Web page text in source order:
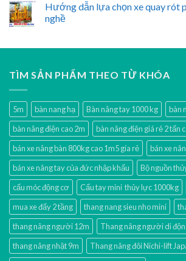
Hướng dẫn lựa chọn xe quay rót
nghề
TÌM SẢN PHẨM THEO TỪ KHÓA
5m bàn nang hạ Bàn nâng tay 1000 kg
bàn
bàn nâng điện cao 2m
bàn nâng điện giá rẻ 2 tấn
bán xe nâng bàn 800kg cao 1m5 gía rẻ
bán xe
bán xe nâng tay của đức nhập khẩu
Bộ nguồn
cẩu móc động cơ
Cẩu tay mini thủy lực 1000kg
mua xe đẩy 2 tầng
thang nang sieu nho mini
thang nâng người 12m
Thang nâng người di
thang nâng nhật 9m
Thang nâng đôi Nichi-lift